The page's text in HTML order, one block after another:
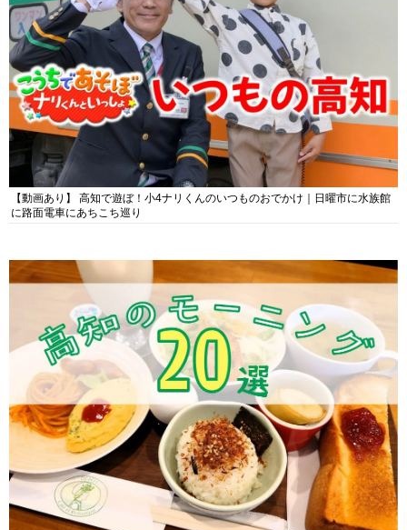
【動画あり】 高知で遊ぼ！小4ナリくんのいつものおでかけ｜日曜市に水族館
に路面電車にあちこち巡り